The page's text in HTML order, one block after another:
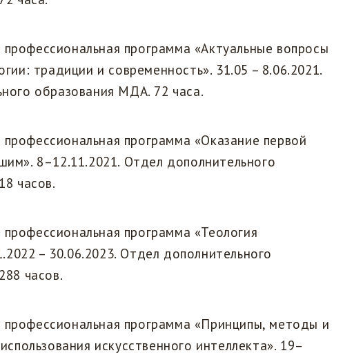
программа «Актуальные вопросы
традиции и современность». 31.05 – 8.06.2021.
образования МДА. 72 часа.
программа «Оказание первой
8–12.11.2021. Отдел дополнительного
часов.
программа «Теология
– 30.06.2023. Отдел дополнительного
часов.
профессиональная программа «Принципы, методы и
искусственного интеллекта». 19–